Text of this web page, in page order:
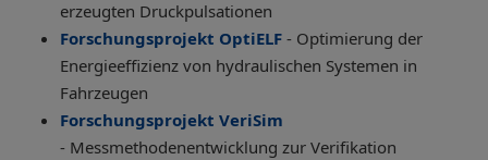
erzeugten Druckpulsationen
Forschungsprojekt OptiELF - Optimierung der
Energieeffizienz von hydraulischen Systemen in
Fahrzeugen
Forschungsprojekt VeriSim
- Messmethodenentwicklung zur Verifikation